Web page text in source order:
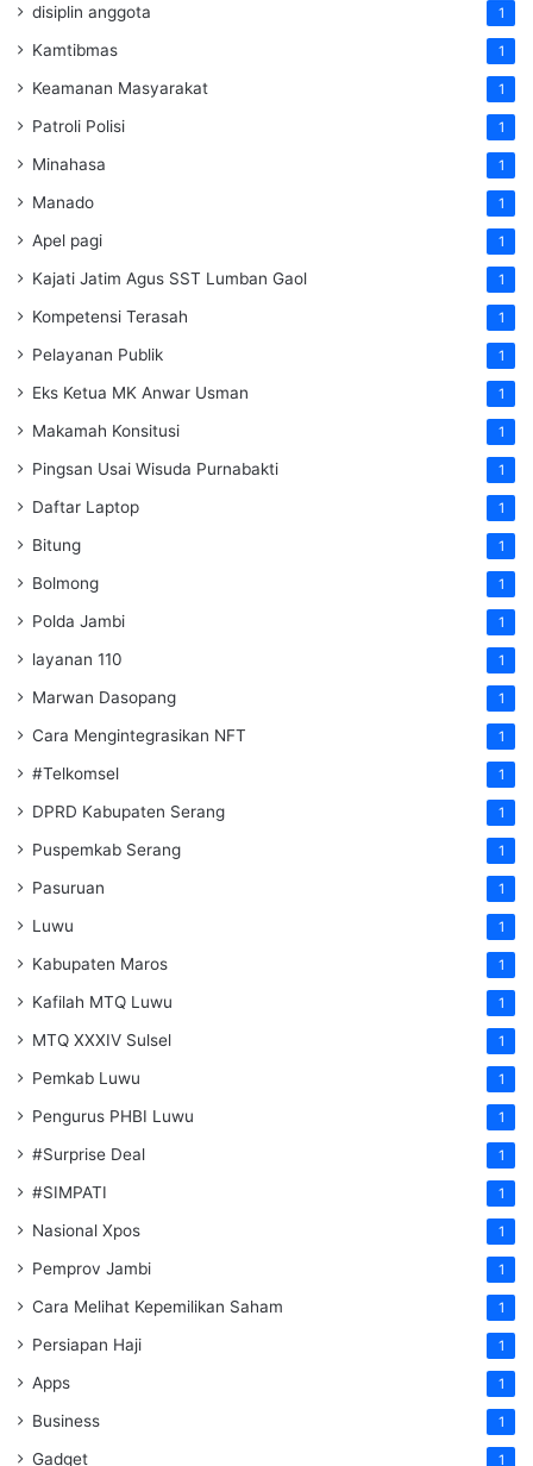
disiplin anggota 1
Kamtibmas 1
Keamanan Masyarakat 1
Patroli Polisi 1
Minahasa 1
Manado 1
Apel pagi 1
Kajati Jatim Agus SST Lumban Gaol 1
Kompetensi Terasah 1
Pelayanan Publik 1
Eks Ketua MK Anwar Usman 1
Makamah Konsitusi 1
Pingsan Usai Wisuda Purnabakti 1
Daftar Laptop 1
Bitung 1
Bolmong 1
Polda Jambi 1
layanan 110 1
Marwan Dasopang 1
Cara Mengintegrasikan NFT 1
#Telkomsel 1
DPRD Kabupaten Serang 1
Puspemkab Serang 1
Pasuruan 1
Luwu 1
Kabupaten Maros 1
Kafilah MTQ Luwu 1
MTQ XXXIV Sulsel 1
Pemkab Luwu 1
Pengurus PHBI Luwu 1
#Surprise Deal 1
#SIMPATI 1
Nasional Xpos 1
Pemprov Jambi 1
Cara Melihat Kepemilikan Saham 1
Persiapan Haji 1
Apps 1
Business 1
Gadget 1